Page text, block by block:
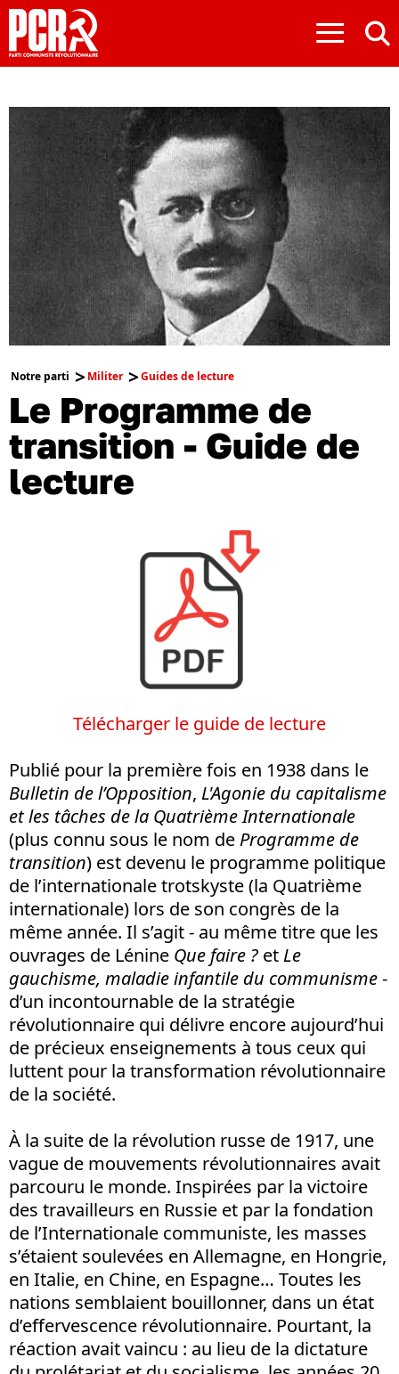
≡
Notre parti Militer Guides de lecture
Le Programme de
transition - Guide de
lecture
Télécharger le guide de lecture
Publié pour la première fois en 1938 dans le
Bulletin de l’Opposition, L'Agonie du capitalisme
et les tâches de la Quatrième Internationale
(plus connu sous le nom de Programme de
transition) est devenu le programme politique
de l’internationale trotskyste (la Quatrième
internationale) lors de son congrès de la
même année. Il s’agit - au même titre que les
ouvrages de Lénine Que faire ? et Le
gauchisme, maladie infantile du communisme-
d’un incontournable de la stratégie
révolutionnaire qui délivre encore aujourd’hui
de précieux enseignements à tous ceux qui
luttent pour la transformation révolutionnaire
de la société.
À la suite de la révolution russe de 1917, une
vague de mouvements révolutionnaires avait
parcouru le monde. Inspirées par la victoire
des travailleurs en Russie et par la fondation
de l’Internationale communiste, les masses
s’étaient soulevées en Allemagne, en Hongrie,
en Italie, en Chine, en Espagne… Toutes les
nations semblaient bouillonner, dans un état
d’effervescence révolutionnaire. Pourtant, la
réaction avait vaincu : au lieu de la dictature